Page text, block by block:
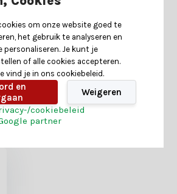
in deze recent bekeken
om onze website goed te
het gebruik te analyseren en
personaliseren. Je kunt je
of alle cookies accepteren.
vind je in ons cookiebeleid.
en
Weigeren
cookiebeleid
partner